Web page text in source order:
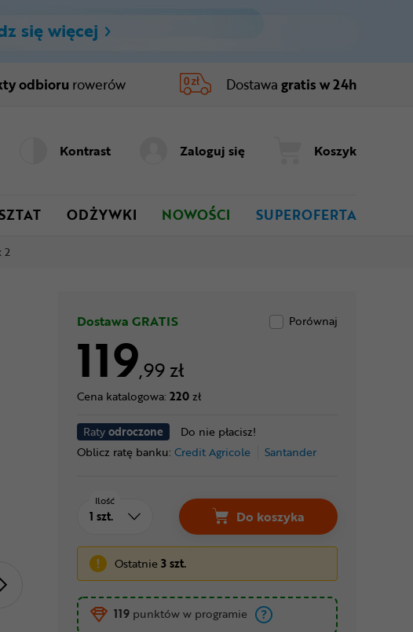
się więcej
odbioru rowerów Dostawa gratis w 24h
Kontrast Zaloguj się Koszyk
ODŻYWKI NOWOŚCI SUPEROFERTA
2
Dostawa GRATIS Porównaj
119,99 zł
Cena katalogowa: 220zł
Ratyodroczone
Do nie płacisz!
Oblicz ratę banku: Credit Agricole Santander
Ilość
Do koszyka
Ostatnie3 szt.
119 punktów w programie